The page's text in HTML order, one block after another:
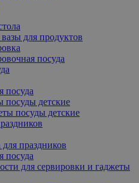
для продуктов
посуда
посуда
посуды детские
посуды детские
праздников
посуда
для сервировки и гаджеты